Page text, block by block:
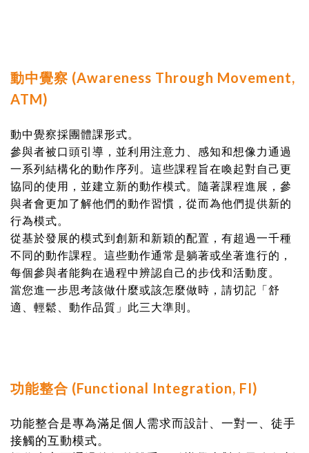
動中覺察 (Awareness Through Movement,
ATM)
動中覺察採團體課形式。
參與者被口頭引導，並利用注意力、感知和想像力通過
一系列結構化的動作序列。這些課程旨在喚起對自己更
協同的使用，並建立新的動作模式。隨著課程進展，參
與者會更加了解他們的動作習慣，從而為他們提供新的
行為模式。
從基於發展的模式到創新和新穎的配置，有超過一千種
不同的動作課程。這些動作通常是躺著或坐著進行的，
每個參與者能夠在過程中辨認自己的步伐和活動度。
當您進一步思考該做什麼或該怎麼做時，請切記「舒
適、輕鬆、動作品質」此三大準則。
功能整合 (Functional Integration, FI)
功能整合是專為滿足個人需求而設計、一對一、徒手
接觸的互動模式。